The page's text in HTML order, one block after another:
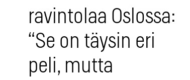
ravintolaa Oslossa:
“Se on täysin eri
peli, mutta